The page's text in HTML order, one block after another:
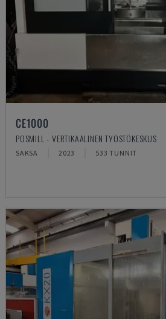
CE1000
POSMILL - VERTIKAALINEN TYÖSTÖKESKUS
SAKSA 2023 533 TUNNIT